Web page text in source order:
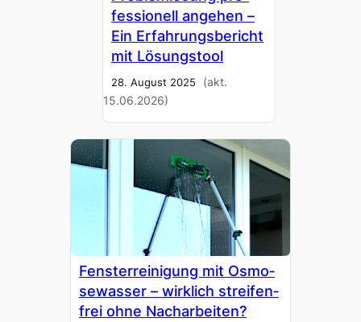
fes­sio­nell ange­hen –
Ein Erfah­rungs­be­richt
mit Lösungs­tool
28. August 2025
(akt.
15.06.2026)
Fens­ter­rei­ni­gung mit Osmo­
se­was­ser – wirk­lich strei­fen­
frei ohne Nach­ar­bei­ten?